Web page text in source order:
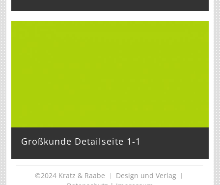
Großkunde Detailseite 1-1
©2024 Kratz & Raabe ︱ Design und Verlag ︱